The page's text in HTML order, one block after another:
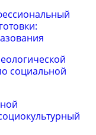
социальной